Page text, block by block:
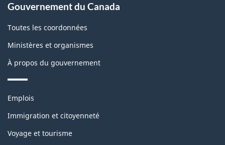
propos
de
ce
Gouvernement du Canada
Toutes les coordonnées
Ministères et organismes
À propos du gouvernement
Thèmes
sujets
Emplois
Immigration et citoyenneté
Voyage et tourisme